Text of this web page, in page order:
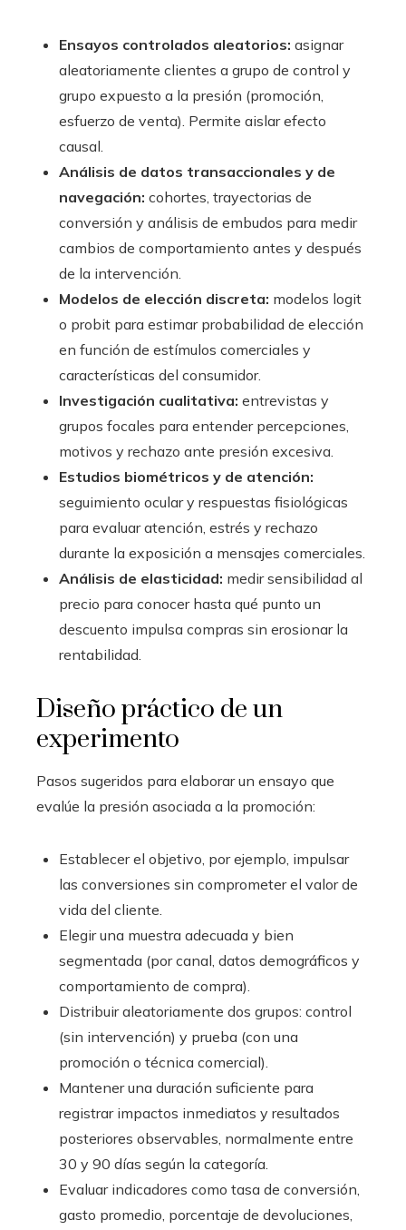
Ensayos controlados aleatorios: asignar
aleatoriamente clientes a grupo de control y
grupo expuesto a la presión (promoción,
esfuerzo de venta). Permite aislar efecto
causal.
Análisis de datos transaccionales y de
navegación: cohortes, trayectorias de
conversión y análisis de embudos para medir
cambios de comportamiento antes y después
de la intervención.
Modelos de elección discreta: modelos logit
o probit para estimar probabilidad de elección
en función de estímulos comerciales y
características del consumidor.
Investigación cualitativa: entrevistas y
grupos focales para entender percepciones,
motivos y rechazo ante presión excesiva.
Estudios biométricos y de atención:
seguimiento ocular y respuestas fisiológicas
para evaluar atención, estrés y rechazo
durante la exposición a mensajes comerciales.
Análisis de elasticidad: medir sensibilidad al
precio para conocer hasta qué punto un
descuento impulsa compras sin erosionar la
rentabilidad.
Diseño práctico de un
experimento
Pasos sugeridos para elaborar un ensayo que
evalúe la presión asociada a la promoción:
Establecer el objetivo, por ejemplo, impulsar
las conversiones sin comprometer el valor de
vida del cliente.
Elegir una muestra adecuada y bien
segmentada (por canal, datos demográficos y
comportamiento de compra).
Distribuir aleatoriamente dos grupos: control
(sin intervención) y prueba (con una
promoción o técnica comercial).
Mantener una duración suficiente para
registrar impactos inmediatos y resultados
posteriores observables, normalmente entre
30 y 90 días según la categoría.
Evaluar indicadores como tasa de conversión,
gasto promedio, porcentaje de devoluciones,